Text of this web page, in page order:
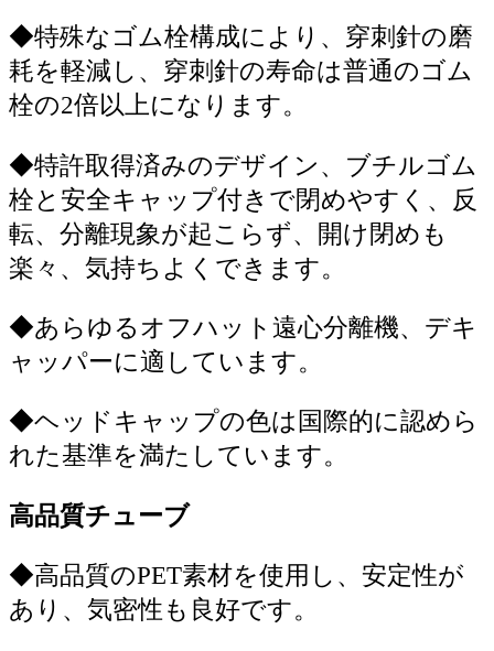
◆特殊なゴム栓構成により、穿刺針の磨
耗を軽減し、穿刺針の寿命は普通のゴム
栓の2倍以上になります。
◆特許取得済みのデザイン、ブチルゴム
栓と安全キャップ付きで閉めやすく、反
転、分離現象が起こらず、開け閉めも
楽々、気持ちよくできます。
◆あらゆるオフハット遠心分離機、デキ
ャッパーに適しています。
◆ヘッドキャップの色は国際的に認めら
れた基準を満たしています。
高品質チューブ
◆高品質のPET素材を使用し、安定性が
あり、気密性も良好です。